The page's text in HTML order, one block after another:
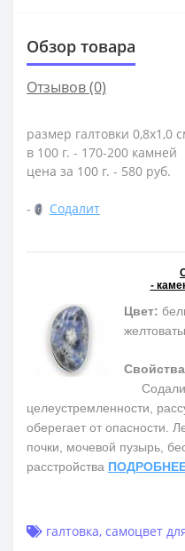
Обзор товара
Отзывов (0)
размер галтовки 0,8х1,0
в 100 г. - 170-200 камней
цена за 100 г. - 580 руб.
- Содалит
-
Цвет:
Содалит
целеустремленности,
оберегает от опасности.
почки, мочевой пузырь,
расстройства
галтовка, самоцвет